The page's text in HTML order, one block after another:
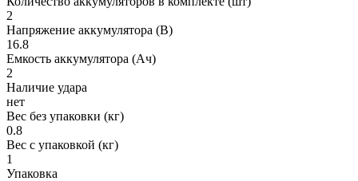
2
Напряжение аккумулятора (В)
16.8
Емкость аккумулятора (Ач)
2
Наличие удара
нет
Вес без упаковки (кг)
0.8
Вес с упаковкой (кг)
1
Упаковка